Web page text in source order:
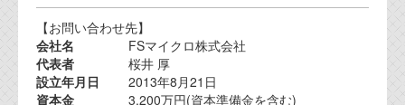
【お問い合わせ先】
会社名 FSマイクロ株式会社
代表者 桜井 厚
設立年月日 2013年8月21日
資本金 3,200万円(資本準備金を含む)